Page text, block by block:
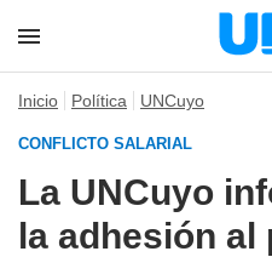
Inicio Política UNCuyo
CONFLICTO SALARIAL
La UNCuyo
la adhesión al